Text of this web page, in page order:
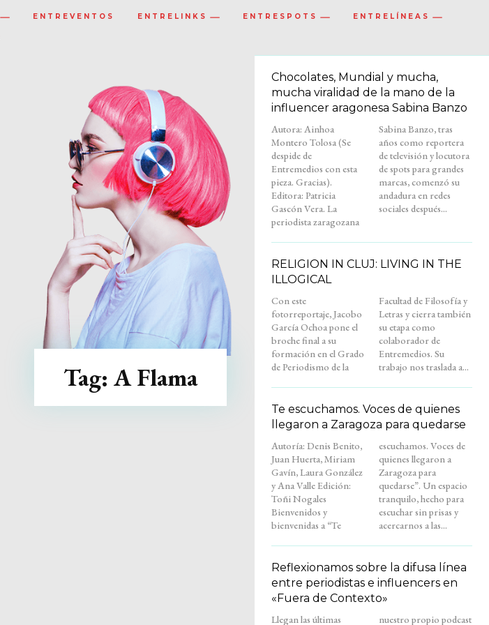
ENTREVENTOS ENTRELINKS ENTRESPOTS ENTRELÍNEAS
Tag: A Flama
Chocolates, Mundial y mucha,
mucha viralidad de la mano de la
influencer aragonesa Sabina Banzo
Autora: Ainhoa
Montero Tolosa (Se
despide de
Entremedios con esta
pieza. Gracias).
Editora: Patricia
Gascón Vera. La
periodista zaragozana
Sabina Banzo, tras
años como reportera
de televisión y locutora
de spots para grandes
marcas, comenzó su
andadura en redes
sociales después...
RELIGION IN CLUJ: LIVING IN THE
ILLOGICAL
Con este
fotorreportaje, Jacobo
García Ochoa pone el
broche final a su
formación en el Grado
de Periodismo de la
Facultad de Filosofía y
Letras y cierra también
su etapa como
colaborador de
Entremedios. Su
trabajo nos traslada a...
Te escuchamos. Voces de quienes
llegaron a Zaragoza para quedarse
Autoría: Denis Benito,
Juan Huerta, Miriam
Gavín, Laura González
y Ana Valle Edición:
Toñi Nogales
Bienvenidos y
bienvenidas a “Te
escuchamos. Voces de
quienes llegaron a
Zaragoza para
quedarse”. Un espacio
tranquilo, hecho para
escuchar sin prisas y
acercarnos a las...
Reflexionamos sobre la difusa línea
entre periodistas e influencers en
«Fuera de Contexto»
Llegan las últimas
nuestro propio podcast